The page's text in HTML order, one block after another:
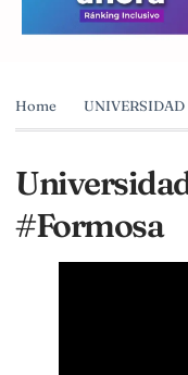
Home UNIVERSIDAD
#Formosa